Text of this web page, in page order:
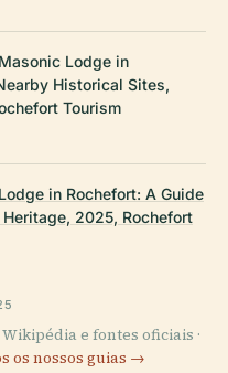
Lodge in
Historical Sites,
Tourism
in Rochefort: A Guide
2025, Rochefort
e fontes oficiais ·
os nossos guias →